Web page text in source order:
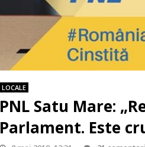
LOCALE
PNL Satu Mare:
Parlament. Este